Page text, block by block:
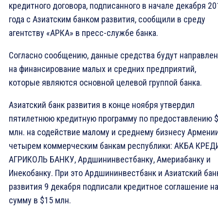
кредитного договора, подписанного в начале декабря
года с Азиатским банком развития, сообщили в среду
агентству «АРКА» в пресс-службе банка.
Согласно сообщению, данные средства будут
на финансирование малых и средних предприятий,
которые являются основной целевой группой банка.
Азиатский банк развития в конце ноября утвердил
пятилетнюю кредитную программу по предоставлению
млн. на содействие малому и среднему бизнесу
четырем коммерческим банкам республики: АКБА
АГРИКОЛЬ БАНКУ, Ардшининвестбанку, Америабанку и
Инекобанку. При это Ардшининвестбанк и Азиатский
развития 9 декабря подписали кредитное соглашение на
сумму в $15 млн.